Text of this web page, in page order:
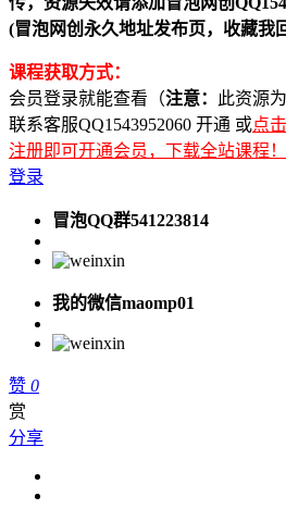
(冒泡网创永久地址发布页，收藏我
课程获取方式：
会员登录就能查看（注意：
此资源
联系客服QQ1543952060 开通 或点
注册即可开通会员，下载全站课程！
登录
冒泡QQ群541223814
我的微信maomp01
赞 0
赏
分享